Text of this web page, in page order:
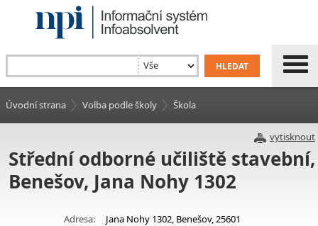
Úvodní strana Volba podle školy Škola
vytisknout
Střední odborné učiliště stavební,
Benešov, Jana Nohy 1302
Adresa:
Jana Nohy 1302, Benešov, 25601